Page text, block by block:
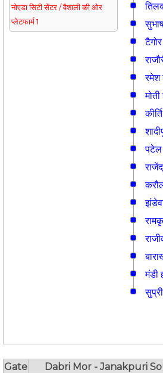
नोएडा सिटी सेंटर / वैशाली की ओर
प्लेटफार्म 1
टैगोर
रमेश
पटेल
मंडी
Gate Dabri Mor - Janakpuri